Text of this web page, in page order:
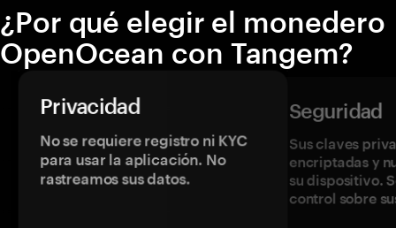
¿Por qué elegir el monedero
OpenOcean con Tangem?
Privacidad
No se requiere registro ni KYC
para usar la aplicación. No
rastreamos sus datos.
Seguridad
Sus claves
encriptadas y
su dispositivo.
control sobre